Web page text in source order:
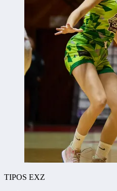
TIPOS EXZ